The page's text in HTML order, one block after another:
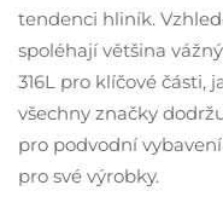
tendenci hliník.
spoléhají většina
316L pro klíčové části,
všechny značky
pro podvodní
pro své výrobky.